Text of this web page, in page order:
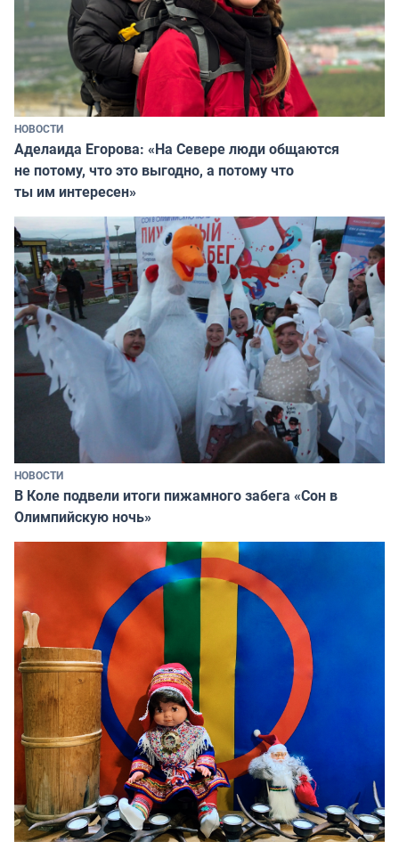
НОВОСТИ
Аделаида Егорова: «На Севере люди общаются
не потому, что это выгодно, а потому что
ты им интересен»
НОВОСТИ
В Коле подвели итоги пижамного забега «Сон в
Олимпийскую ночь»